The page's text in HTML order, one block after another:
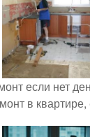
если нет
в квартире,